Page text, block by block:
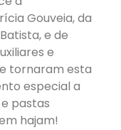
Gouveia, da
e de
e
tornaram esta
especial a
pastas
hajam!